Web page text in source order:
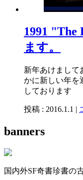
1991 "The
ます。
新年あけまして
かに新しい年を
しております
投稿 : 2016.1.1 |
banners
国内外SF奇書珍書の